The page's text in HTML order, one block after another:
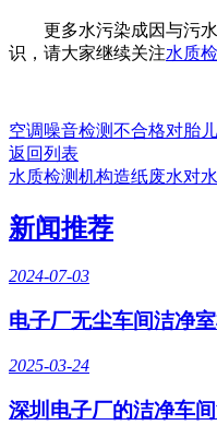
更多水污染成因与污水
识，请大家继续关注水质
空调噪音检测不合格对胎
返回列表
水质检测机构造纸废水对
新闻推荐
2024-07-03
电子厂无尘车间洁净
2025-03-24
深圳电子厂的洁净车